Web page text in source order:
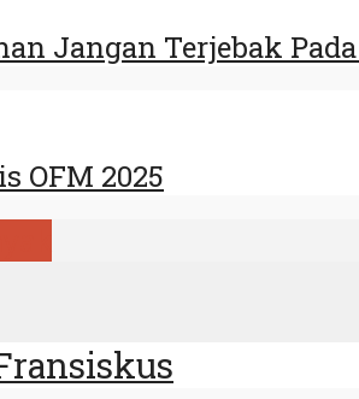
Jangan Terjebak
OFM 2025